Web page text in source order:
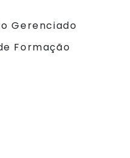
Gerenciado
Formação